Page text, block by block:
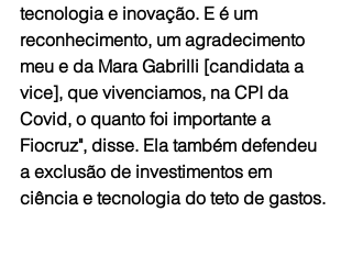
tecnologia e inovação. E é um
reconhecimento, um agradecimento
meu e da Mara Gabrilli [candidata a
vice], que vivenciamos, na CPI da
Covid, o quanto foi importante a
Fiocruz", disse. Ela também defendeu
a exclusão de investimentos em
ciência e tecnologia do teto de gastos.